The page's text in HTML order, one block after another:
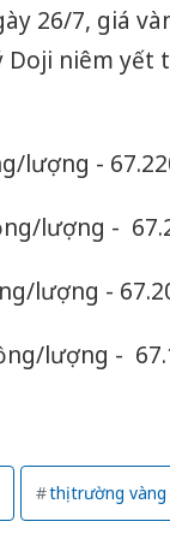
26/7, giá
Doji niêm
lượng -
lượng -
lượng -
lượng -
thị trường vàng